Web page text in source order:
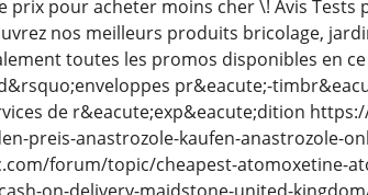
prix pour acheter moins cher \! Avis
nos meilleurs produits bricolage,
toutes les promos disponibles en
pr&eacute;-
de r&eacute;exp&eacute;dition
preis-anastrozole-kaufen-anastrozole-
forum/topic/cheapest-atomoxetine-
on-delivery-maidstone-united-